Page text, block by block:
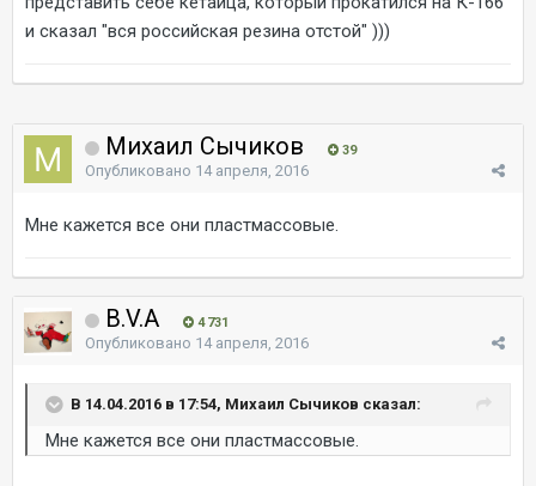
и сказал "вся российская резина отстой" )))
Михаил Сычиков 39
Опубликовано 14 апреля, 2016
Мне кажется все они пластмассовые.
B.V.A 4 731
Опубликовано 14 апреля, 2016
В 14.04.2016 в 17:54, Михаил Сычиков сказал:
Мне кажется все они пластмассовые.